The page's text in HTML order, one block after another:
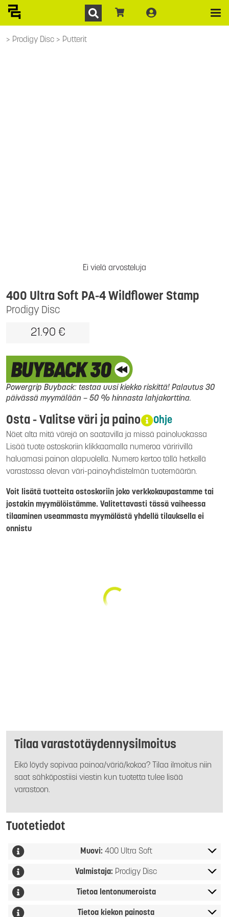
Prodigy Disc Putterit
Ei vielä arvosteluja
Prodigy Disc
400 Ultra Soft PA-4 Wildflower Stamp
21.90 €
Powergrip Buyback: testaa uusi kiekko riskittä! Palautus 30
päivässä myymälään – 50 % hinnasta lahjakorttina.
Osta - Valitse väri ja paino Ohje
Näet alta mitä värejä on saatavilla ja missä painoluokassa
Lisää tuote ostoskoriin klikkaamalla numeroa väririvillä
haluamasi painon alapuolella. Numero kertoo tällä hetkellä
varastossa olevan väri-painoyhdistelmän tuotemäärän.
Voit lisätä tuotteita ostoskoriin joko verkkokaupastamme tai
jostakin myymälöistämme. Valitettavasti tässä vaiheessa
tilaaminen useammasta myymälästä yhdellä tilauksella ei
onnistu
Tilaa varastotäydennysilmoitus
Eikö löydy sopivaa painoa/väriä/kokoa? Tilaa ilmoitus niin
saat sähköpostiisi viestin kun tuotetta tulee lisää
varastoon.
Tuotetiedot
Muovi: 400 Ultra Soft
Valmistaja: Prodigy Disc
Tietoa lentonumeroista
Tietoa kiekon painosta